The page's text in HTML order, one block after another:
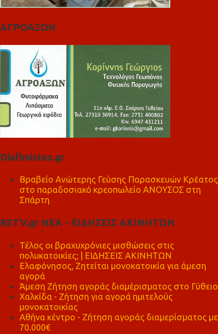
ΑΓΡΟΑΞΩΝ
Diafimistes.gr
Βραβείο Ανώτερης Γεύσης Παρασκευών Κρέατος
στο παραδοσιακό κρεοπωλείο ΑΝΟΥΣΟΣ στη
Σπάρτη
RETV.gr ΝΕΑ - ΕΙΔΗΣΕΙΣ ΑΚΙΝΗΤΩΝ
Τέλος οι βραχυχρόνιες μισθώσεις στις
πολυκατοικίες; | ΕΙΔΗΣΕΙΣ ΑΚΙΝΗΤΩΝ
Ελαφόνησος, Ζητείται μονοκατοικία για άμεση
αγορά
Άμεση Ζήτηση αγοράς διαμέρισματος στο Γύθειο
Χαλκίδα - Ζήτηση για αγορά ημιτελούς
μονοκατοικίας
Αθήνα κέντρο - Ζήτηση αγοράς διαμερίσματος με
70.000€